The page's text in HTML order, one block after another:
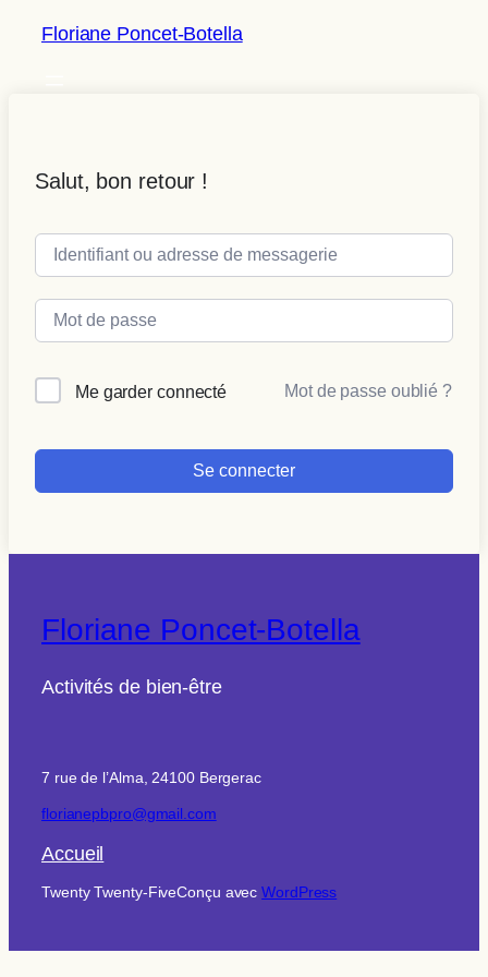
Floriane Poncet-Botella
Salut, bon retour !
Me garder connecté Mot de passe oublié ?
Se connecter
Floriane Poncet-Botella
Activités de bien-être
7 rue de l’Alma, 24100 Bergerac
florianepbpro@gmail.com
Accueil
Twenty Twenty-FiveConçu avecWordPress